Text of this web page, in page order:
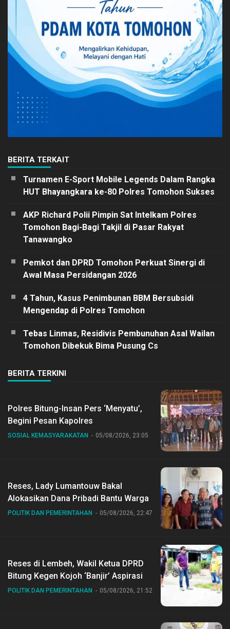
BERITA TERKAIT
Turnamen E-Sport Mobile Legends Dalam Rangka
HUT Bhayangkara ke-80 Polres Tomohon Sukses
AKP Richard Polii Pimpin Sat Intelkam Polres
Tomohon Bagi-Bagi Takjil di Pasar Rakyat
Tanawangko
Pemkot dan DPRD Tomohon Perkuat Sinergi di
Awal Masa Persidangan 2026
4 Tahun, Kasus Penimbunan BBM Bersubsidi
Mengendap di Polres Tomohon
Tebas Linmas, Residivis Pembunuhan Asal Wailan
Tomohon Dibekuk Bima Pusung Cs
BERITA TERKINI
Polres Bitung-Insan Pers ‘Menyatu’,
Begini Pesan Kapolres
SOSIAL KEMASYARAKATAN 05/08/2026, 23:05
Reses, Lady Lumantouw Bakal
Alokasikan Dana Pribadi Bantu Warga
POLITIK DAN PEMERINTAHAN 05/08/2026, 22:47
Reses di Lembeh, Wakil Ketua DPRD
Bitung Kegen Kojoh ‘Banjir’ Aspirasi
POLITIK DAN PEMERINTAHAN 05/08/2026, 21:52